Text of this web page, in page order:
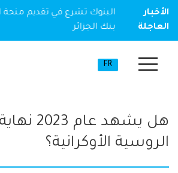
الأخبار
العاجلة
مخدر
البنوك تشرع في تقديم منحة
بنك الجزائر
FR
هل يشهد
الروسية الأوكرانية؟